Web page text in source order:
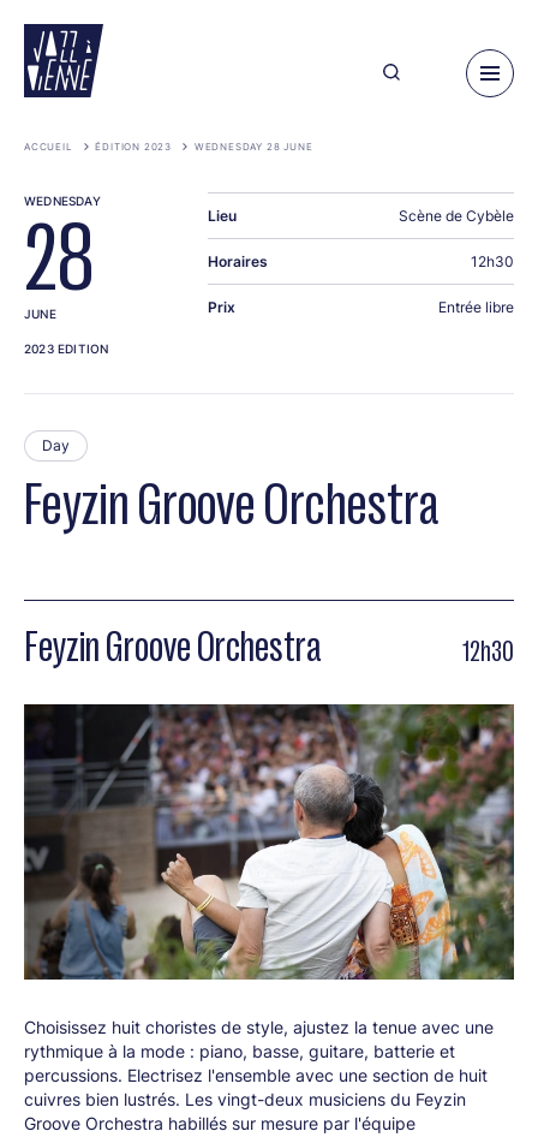
main
content
ACCUEIL ÉDITION 2023 WEDNESDAY 28 JUNE
Feyzin Groove Orchestra
Day
Feyzin Groove Orchestra 12h30
Choisissez huit choristes de style, ajustez la tenue avec une
rythmique à la mode : piano, basse, guitare, batterie et
percussions. Electrisez l'ensemble avec une section de huit
cuivres bien lustrés. Les vingt-deux musiciens du Feyzin
Groove Orchestra habillés sur mesure par l'équipe
WEDNESDAY
28
JUNE
2023 EDITION
Lieu Scène de Cybèle
Horaires 12h30
Prix Entrée libre